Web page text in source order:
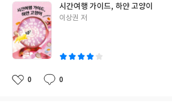
받았다. 요즘은 아이들이나 젊은 세대들의 꿈의 실종으로 세상이 각
박해져가는 시기에 좋은 내용을 전달해 줄수 있는 책을
서 좋았다. 너무 빠르게 돌아가는 세상에 적응하기 위해서 숨도 제대
로 못 쉴정도로 요즘 바쁜 아이들에게 이 책을 선물
아이가 나아가는데 많은 도움을 줄것 같다는 생각
가 좋아서 조종사가 된 저자처럼.. 좋아하는 것이 생겨서 꿈에 가득
한 아이들의 모습을 요즘은 보기 힘든것을 알수 있다. 세
각하게 만드는 책으로 내용의 무게가 상당함을 느끼게 되었다.
공 박선의 앞에 갑자기 나타난 하얀 고양이로
간여행지는 바로 주인공 박선의 아빠 박정와
속으로의 여행이다. 아마도 모든 자식들의 부모님의 살아온 과거와
줄거리를 조금이라도 알고 있다면 살아가는 삶의 무
큼 서로의 무게가 다름을 이해할 것이다. 요즘 아이들은 공부하는게
시간여행 가이드, 하얀 고양이
글
이상권 저
좋
0
댓
0
작